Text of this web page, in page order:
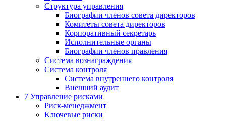
Структура управления
Биографии членов совета директоров
Комитеты совета директоров
Корпоративный секретарь
Исполнительные органы
Биографии членов правления
Система вознаграждения
Система контроля
Система внутреннего контроля
Внешний аудит
7 Управление рисками
Риск-менеджмент
Ключевые риски